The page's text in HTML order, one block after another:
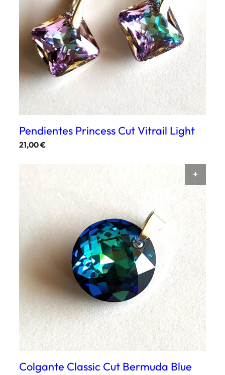
Pendientes Princess Cut Vitrail Light
21,00€
Colgante Classic Cut Bermuda Blue